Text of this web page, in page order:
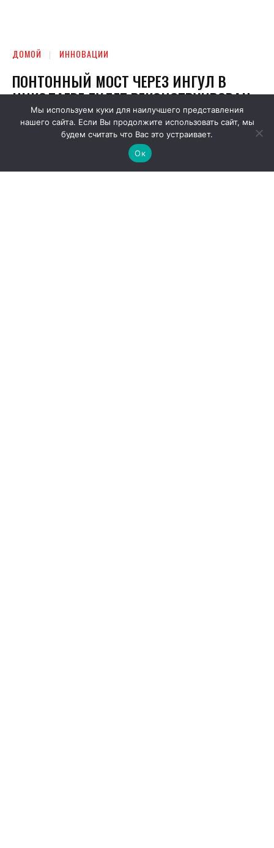
Мы используем куки для наилучшего представления
нашего сайта. Если Вы продолжите использовать сайт, мы
будем считать что Вас это устраивает.
Ок